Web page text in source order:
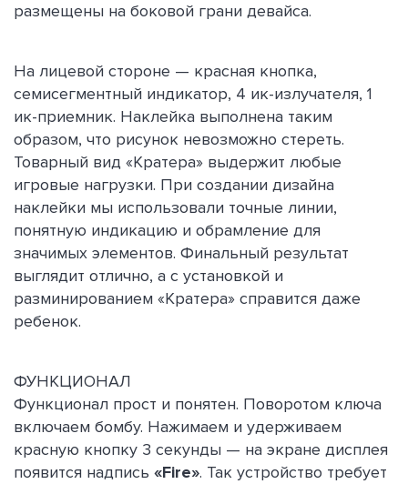
размещены на боковой грани девайса.
На лицевой стороне — красная кнопка,
семисегментный индикатор, 4 ик-излучателя, 1
ик-приемник. Наклейка выполнена таким
образом, что рисунок невозможно стереть.
Товарный вид «Кратера» выдержит любые
игровые нагрузки. При создании дизайна
наклейки мы использовали точные линии,
понятную индикацию и обрамление для
значимых элементов. Финальный результат
выглядит отлично, а с установкой и
разминированием «Кратера» справится даже
ребенок.
ФУНКЦИОНАЛ
Функционал прост и понятен. Поворотом ключа
включаем бомбу. Нажимаем и удерживаем
красную кнопку 3 секунды — на экране дисплея
появится надпись «Fire». Так устройство требует